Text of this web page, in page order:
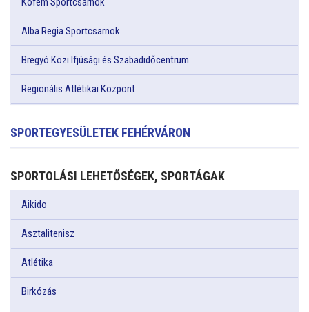
Alba Regia Sportcsarnok
Bregyó Közi Ifjúsági és Szabadidőcentrum
Regionális Atlétikai Központ
SPORTEGYESÜLETEK FEHÉRVÁRON
SPORTOLÁSI LEHETŐSÉGEK, SPORTÁGAK
Aikido
Asztalitenisz
Atlétika
Birkózás